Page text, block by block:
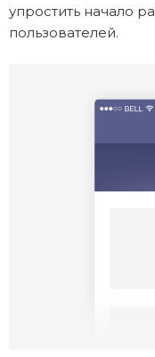
упростить начало
пользователей.